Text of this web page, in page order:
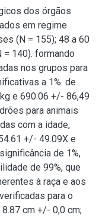
dos órgãos
em regime
(N = 155); 48 a 60
140). formando
nos grupos para
a 1%. de
e 690.06 +/- 86,49
para animais
com a idade,
+/- 49.09X e
de 1%,
de 99%, que
à raça e aos
para o
cm +/- 0,0 cm;